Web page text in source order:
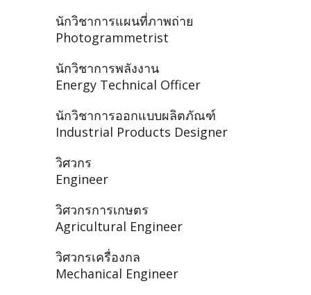
นักวิชาการแผนที่ภาพถ่าย
Photogrammetrist
นักวิชาการพลังงาน
Energy Technical Officer
นักวิชาการออกแบบผลิตภัณฑ์
Industrial Products Designer
วิศวกร
Engineer
วิศวกรการเกษตร
Agricultural Engineer
วิศวกรเครื่องกล
Mechanical Engineer